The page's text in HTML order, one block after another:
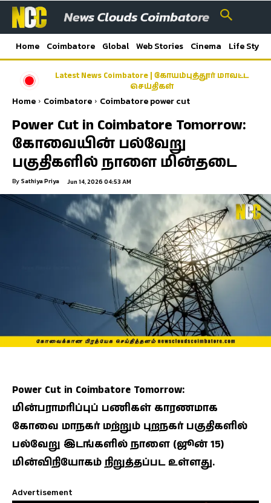
Home Coimbatore Global Web Stories Cinema Life Style
Latest News Coimbatore | கோயம்புத்தூர் மாவட்ட
செய்திகள்
Home Coimbatore Coimbatore power cut
Power Cut in Coimbatore Tomorrow:
கோவையின் பல்வேறு
பகுதிகளில் நாளை மின்தடை
By Sathiya Priya Jun 14, 2026 04:53 AM
Power Cut in Coimbatore Tomorrow:
மின்பராமரிப்புப் பணிகள் காரணமாக
கோவை மாநகர் மற்றும் புறநகர் பகுதிகளில்
பல்வேறு இடங்களில் நாளை (ஜூன் 15)
மின்விநியோகம் நிறுத்தப்பட உள்ளது.
Advertisement